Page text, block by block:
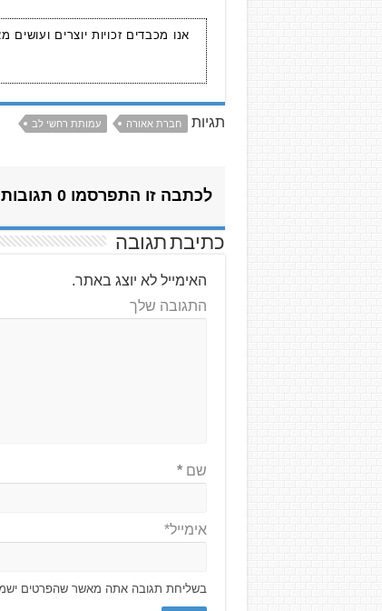
אנו מכבדים זכויות יוצרים
תגיות חברת אאורה עמותת רחשי לב
לכתבה זו התפרסמו 0 תגובות
כתיבת תגובה
האימייל לא יוצג באתר.
התגובה שלך
שם*
אימייל*
בשליחת תגובה אתה מאשר שהפרטים